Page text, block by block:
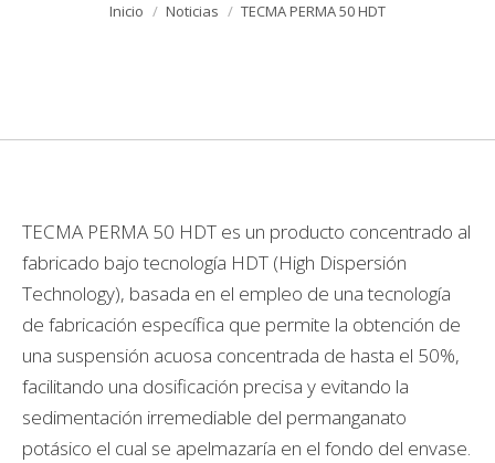
Inicio Noticias TECMA PERMA 50 HDT
TECMA PERMA 50 HDT es un producto concentrado al
fabricado bajo tecnología HDT (High Dispersión
Technology), basada en el empleo de una tecnología
de fabricación específica que permite la obtención de
una suspensión acuosa concentrada de hasta el 50%,
facilitando una dosificación precisa y evitando la
sedimentación irremediable del permanganato
potásico el cual se apelmazaría en el fondo del envase.